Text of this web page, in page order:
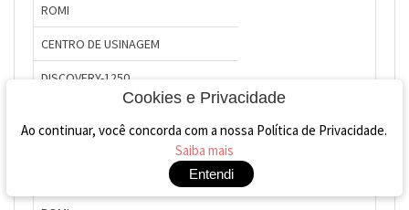
ROMI
CENTRO DE USINAGEM
DISCOVERY-1250
Cookies e Privacidade
Ao continuar, você concorda com a nossa Política de Privacidade.
Saiba mais
Entendi